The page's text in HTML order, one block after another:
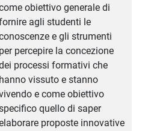
obiettivo generale di
agli studenti le
e gli strumenti
per percepire la concezione
processi formativi che
hanno vissuto e stanno
e come obiettivo
quello di saper
proposte innovative